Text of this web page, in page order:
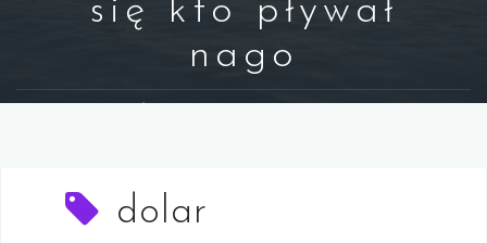
się kto pływał
nago
dolar